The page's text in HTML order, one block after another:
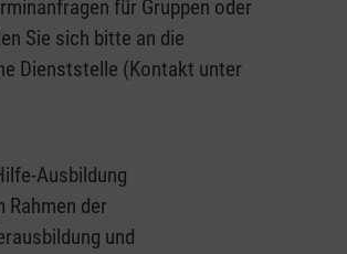
für Gruppen oder
Sie sich bitte an die
Dienststelle (Kontakt unter
Ausbildung
Rahmen der
und